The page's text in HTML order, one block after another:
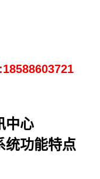
中心
统功能特点